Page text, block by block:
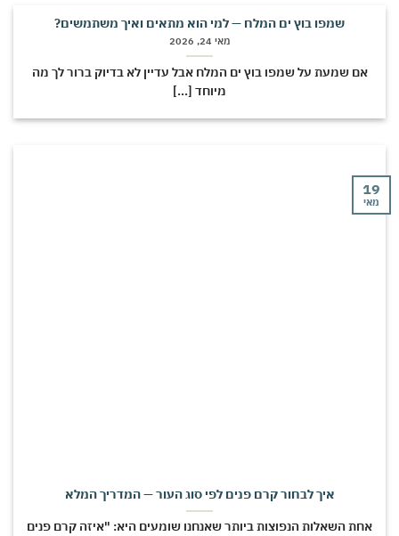
שמפו בוץ ים המלח — למי הוא מתאים ואיך משתמשים?
אם שמעת על שמפו בוץ ים המלח אבל עדיין לא בדיוק ברור לך מה
מיוחד [...]
איך לבחור קרם פנים לפי סוג העור — המדריך המלא
אחת השאלות הנפוצות ביותר שאנחנו שומעים היא: "איזה קרם פנים